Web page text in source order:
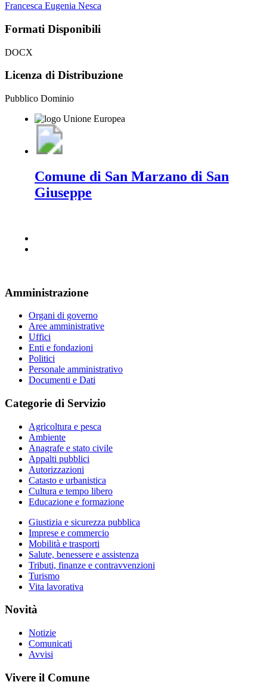
Francesca Eugenia Nesca
Formati Disponibili
DOCX
Licenza di Distribuzione
Pubblico Dominio
Comune di San Marzano di San
Giuseppe
Amministrazione
Organi di governo
Aree amministrative
Uffici
Enti e fondazioni
Politici
Personale amministrativo
Documenti e Dati
Categorie di Servizio
Agricoltura e pesca
Ambiente
Anagrafe e stato civile
Appalti pubblici
Autorizzazioni
Catasto e urbanistica
Cultura e tempo libero
Educazione e formazione
Giustizia e sicurezza pubblica
Imprese e commercio
Mobilità e trasporti
Salute, benessere e assistenza
Tributi, finanze e contravvenzioni
Turismo
Vita lavorativa
Novità
Notizie
Comunicati
Avvisi
Vivere il Comune